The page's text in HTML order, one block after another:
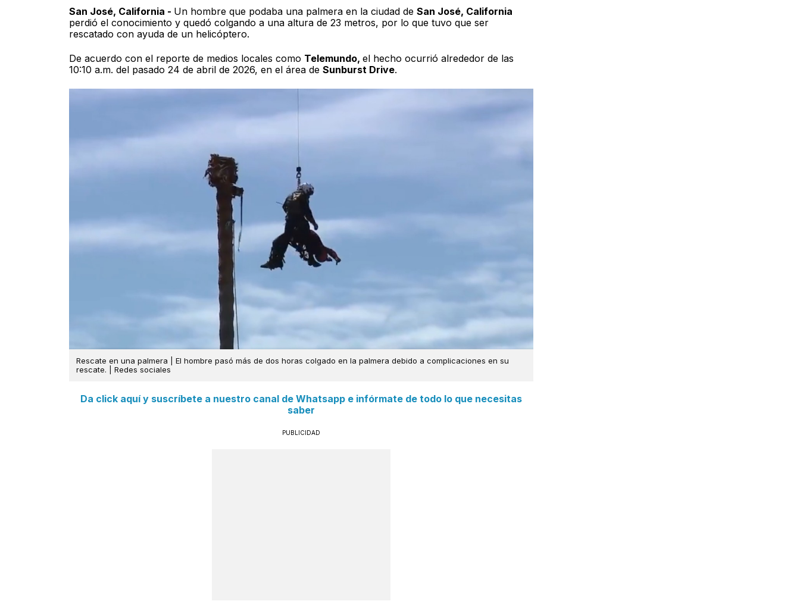
San José, California - Un hombre que podaba una palmera en la ciudad de San José, California
perdió el conocimiento y quedó colgando a una altura de 23 metros, por lo que tuvo que ser
rescatado con ayuda de un helicóptero.
De acuerdo con el reporte de medios locales como Telemundo, el hecho ocurrió alrededor de las
10:10 a.m. del pasado 24 de abril de 2026, en el área de Sunburst Drive.
Rescate en una palmera | El hombre pasó más de dos horas colgado en la palmera debido a complicaciones en su
rescate. | Redes sociales
Da click aquí y suscríbete a nuestro canal de Whatsapp e infórmate de todo lo que necesitas
saber
PUBLICIDAD